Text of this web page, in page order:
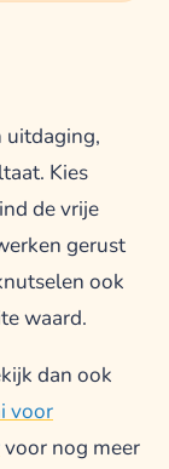
uitdaging,
Kies
de vrije
gerust
ook
waard.
dan ook
voor
voor nog meer